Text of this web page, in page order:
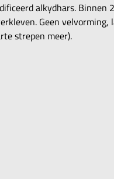
alkydhars. Binnen
Geen velvorming,
strepen meer).